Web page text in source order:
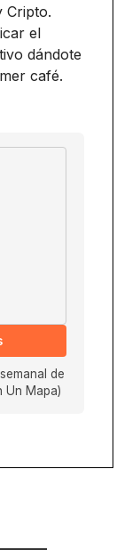
Cripto.
el
dándote
café.
de
Un Mapa)